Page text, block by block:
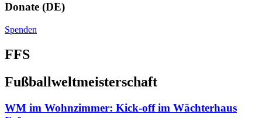
Donate (DE)
Spenden
FFS
Fußballweltmeisterschaft
WM im Wohnzimmer: Kick-off im Wächterhaus